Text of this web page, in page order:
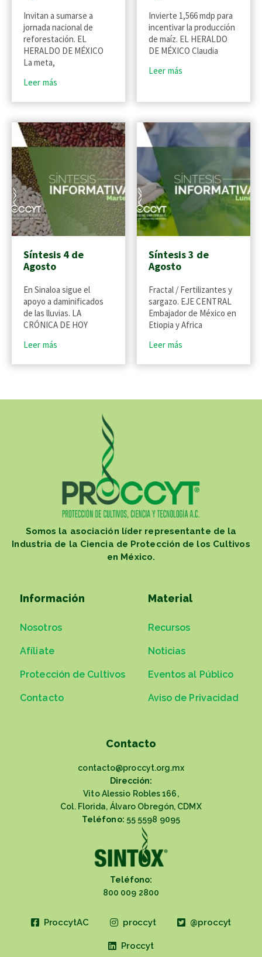
Invitan a sumarse a
jornada nacional de
reforestación. EL
HERALDO DE MÉXICO
La meta,
Leer más
Invierte 1,566 mdp para
incentivar la producción
de maíz. EL HERALDO
DE MÉXICO Claudia
Leer más
Síntesis 4 de
Agosto
En Sinaloa sigue el
apoyo a daminificados
de las lluvias. LA
CRÓNICA DE HOY
Leer más
Síntesis 3 de
Agosto
Fractal / Fertilizantes y
sargazo. EJE CENTRAL
Embajador de México en
Etiopia y Africa
Leer más
Somos la asociación líder representante de la
Industria de la Ciencia de Protección de los Cultivos
en México.
Información
Nosotros
Afíliate
Protección de Cultivos
Contacto
Material
Recursos
Noticias
Eventos al Público
Aviso de Privacidad
Contacto
contacto@proccyt.org.mx
Dirección:
Vito Alessio Robles 166,
Col. Florida, Álvaro Obregón, CDMX
Teléfono: 55 5598 9095
Teléfono:
800 009 2800
ProccytAC proccyt @proccyt
Proccyt